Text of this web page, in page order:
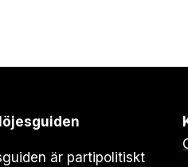
är partipolitiskt